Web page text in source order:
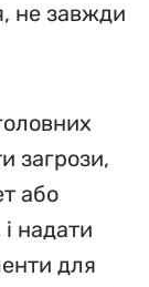
не завжди
загрози,
або
надати
для